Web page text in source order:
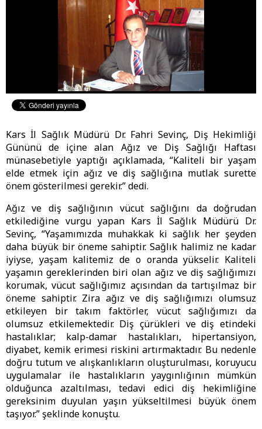
Kars İl Sağlık Müdürü Dr. Fahri Sevinç, Diş Hekimliği
Gününü de içine alan Ağız ve Diş Sağlığı Haftası
münasebetiyle yaptığı açıklamada, “Kaliteli bir yaşam
elde etmek için ağız ve diş sağlığına mutlak surette
önem gösterilmesi gerekir.” dedi.
Ağız ve diş sağlığının vücut sağlığını da doğrudan
etkilediğine vurgu yapan Kars İl Sağlık Müdürü Dr.
Sevinç, “Yaşamımızda muhakkak ki sağlık her şeyden
daha büyük bir öneme sahiptir. Sağlık halimiz ne kadar
iyiyse, yaşam kalitemiz de o oranda yükselir. Kaliteli
yaşamın gereklerinden biri olan ağız ve diş sağlığımızı
korumak, vücut sağlığımız açısından da tartışılmaz bir
öneme sahiptir. Zira ağız ve diş sağlığımızı olumsuz
etkileyen bir takım faktörler, vücut sağlığımızı da
olumsuz etkilemektedir. Diş çürükleri ve diş etindeki
hastalıklar; kalp-damar hastalıkları, hipertansiyon,
diyabet, kemik erimesi riskini artırmaktadır. Bu nedenle
doğru tutum ve alışkanlıkların oluşturulması, koruyucu
uygulamalar ile hastalıkların yaygınlığının mümkün
olduğunca azaltılması, tedavi edici diş hekimliğine
gereksinim duyulan yaşın yükseltilmesi büyük önem
taşıyor.” şeklinde konuştu.